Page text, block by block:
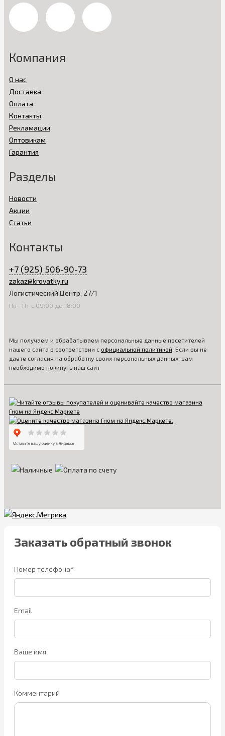
Компания
О нас
Доставка
Оплата
Контакты
Рекламации
Оптовикам
Гарантия
Разделы
Новости
Акции
Статьи
Контакты
+7 (925) 506-90-73
zakaz@krovatky.ru
Логистический Центр, 27/1
Пн—Пт с 09:00 до 18:00
Мы получаем и обрабатываем персональные данные посетителей
нашего сайта в соответствии с официальной политикой . Если вы не
даете согласия на обработку своих персональных данных, вам
необходимо покинуть наш сайт
Заказать обратный звонок
Номер телефона*
Email
Ваше имя
Комментарий